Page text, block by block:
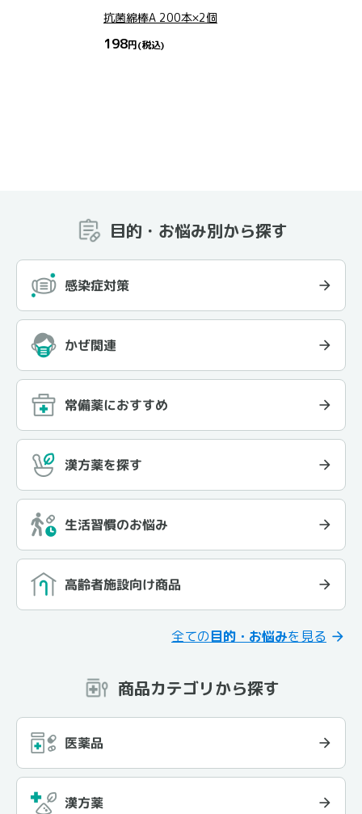
抗菌綿棒A 200本×2個
198円(税込)
目的・お悩み別から探す
感染症対策
かぜ関連
常備薬におすすめ
漢方薬を探す
生活習慣のお悩み
高齢者施設向け商品
全ての目的・お悩みを見る
商品カテゴリから探す
医薬品
漢方薬